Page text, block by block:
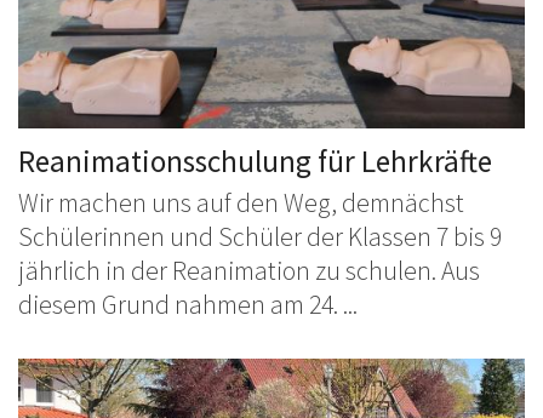
Reanimationsschulung für Lehrkräfte
Wir machen uns auf den Weg, demnächst
Schülerinnen und Schüler der Klassen 7 bis 9
jährlich in der Reanimation zu schulen. Aus
diesem Grund nahmen am 24. ...